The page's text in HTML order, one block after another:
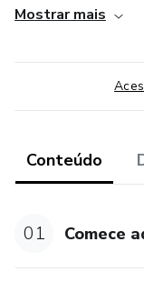
Mostrar mais
Conteúdo
01 Comece